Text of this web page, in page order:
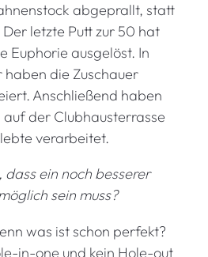
abgeprallt, statt
letzte Putt zur 50 hat
Euphorie ausgelöst. In
die Zuschauer
Anschließend haben
der Clubhausterrasse
verarbeitet.
ein noch besserer
sein muss?
was ist schon perfekt?
in-one und kein Hole-out